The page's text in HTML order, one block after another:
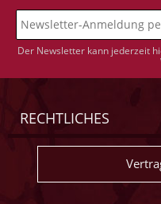
Der Newsletter kann jederzeit
RECHTLICHES